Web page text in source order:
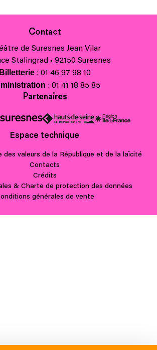
Contact
de Suresnes Jean Vilar
Stalingrad • 92150 Suresnes
Billetterie: 01 46 97 98 10
: 01 41 18 85 85
Partenaires
Espace technique
des valeurs de la République et de la laïcité
Contacts
Crédits
& Charte de protection des données
générales de vente